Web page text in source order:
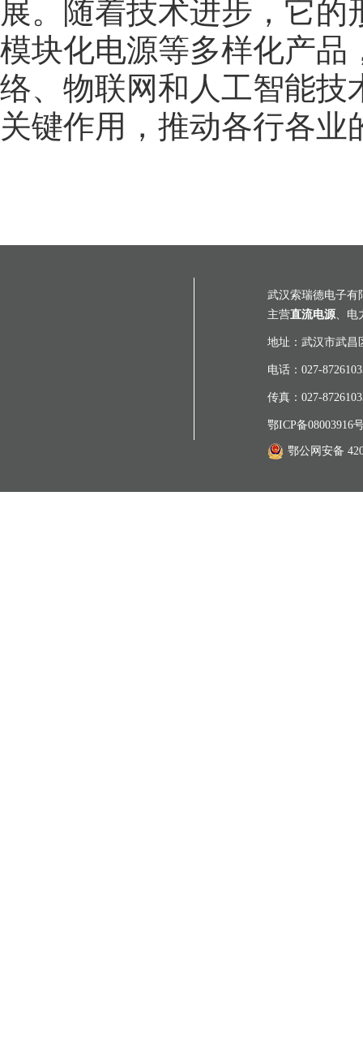
展。随着技术进步，它
模块化电源等多样化产品
络、物联网和人工智能技
关键作用，推动各行各业
武汉索瑞德电子有
主营直流电源、电
地址：武汉市武昌
电话：027-
传真：027-
鄂ICP备08003916
鄂公网安备